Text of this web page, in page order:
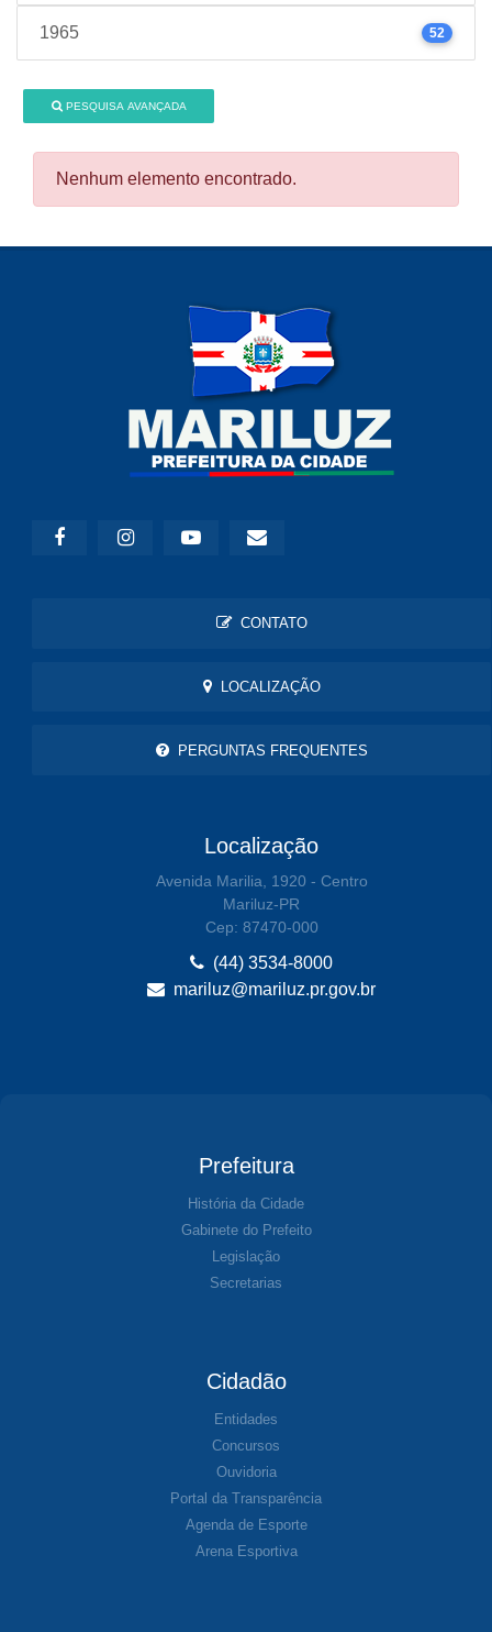
1965 52
PESQUISA AVANÇADA
Nenhum elemento encontrado.
CONTATO
LOCALIZAÇÃO
PERGUNTAS FREQUENTES
Localização
Avenida Marilia, 1920 - Centro
Mariluz-PR
Cep: 87470-000
(44) 3534-8000
mariluz@mariluz.pr.gov.br
Prefeitura
História da Cidade
Gabinete do Prefeito
Legislação
Secretarias
Cidadão
Entidades
Concursos
Ouvidoria
Portal da Transparência
Agenda de Esporte
Arena Esportiva